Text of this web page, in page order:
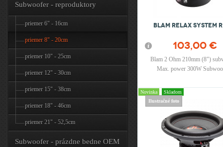
Blam Relax system R
103,00 €
Blam 2 Ohm 210mm (8")
Max. power 300W
300W / 150W RMS,
45Hz -500Hz, Citlivosť
92.5dB, Impedancia 2 Ohm,
France
Novinka
Skladom
Ilustračné foto
Subwoofer - reproduktory
priemer 6" - 16cm
priemer 8" - 20cm
priemer 10" - 25cm
priemer 12" - 30cm
priemer 15" - 38cm
priemer 18" - 46cm
priemer 21" - 52,5cm
Subwoofer - prázdne bedne OEM